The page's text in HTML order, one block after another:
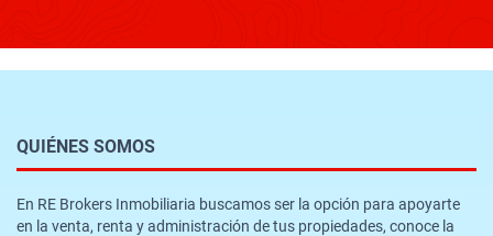
QUIÉNES SOMOS
En RE Brokers Inmobiliaria buscamos ser la opción para apoyarte
en la venta, renta y administración de tus propiedades, conoce la